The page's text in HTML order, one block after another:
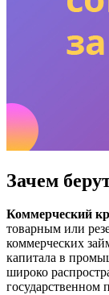
Зачем
Коммерческий
товарным или
коммерческих
капитала в
широко
государственном